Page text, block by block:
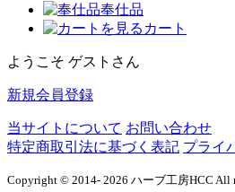
奉仕品
カート
ようこそ ゲストさん
新規会員登録
当サイトについて お問い合わせ
特定商取引法に基づく表記 プライ
Copyright © 2014- 2026 ハーブ工房HCC All